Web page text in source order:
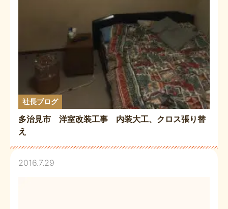
社長ブログ
多治見市 洋室改装工事 内装大工、クロス張り替
え
2016.7.29